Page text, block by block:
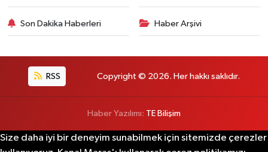
Son Dakika Haberleri Haber Arşivi
RSS Copyright © 2026. Her hakkı saklıdır.
Haber Yazılımı: TE Bilişim
Size daha iyi bir deneyim sunabilmek için sitemizde çerezler